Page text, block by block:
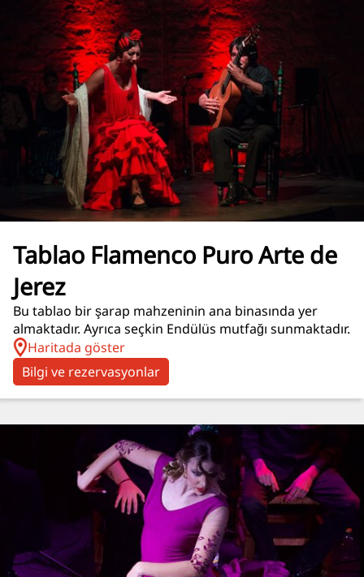
Tablao Flamenco Puro Arte de
Jerez
Bu tablao bir şarap mahzeninin ana binasında yer
almaktadır. Ayrıca seçkin Endülüs mutfağı sunmaktadır.
Haritada göster
Bilgi ve rezervasyonlar